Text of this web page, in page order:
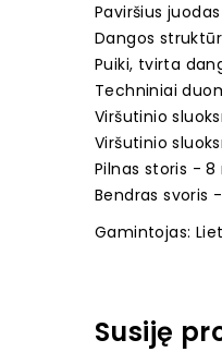
Paviršius
Dangos
Puiki, tvirta
Techniniai
Viršutinio
Viršutinio
Pilnas storis - 8
Bendras svoris
Gamintojas:
Susiję